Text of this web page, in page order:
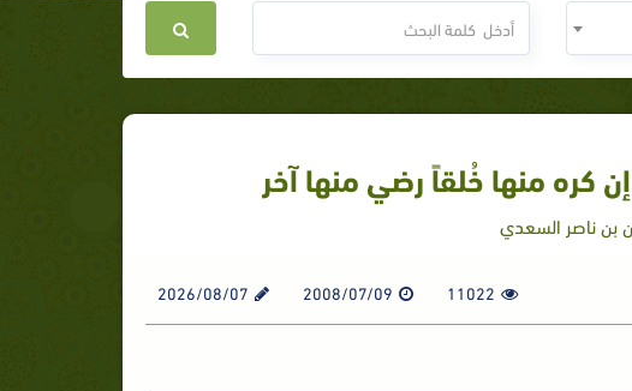
كره منها خُلقاً رضي منها آخر
بن ناصر السعدي
11022
2008/07/09
2026/08/07